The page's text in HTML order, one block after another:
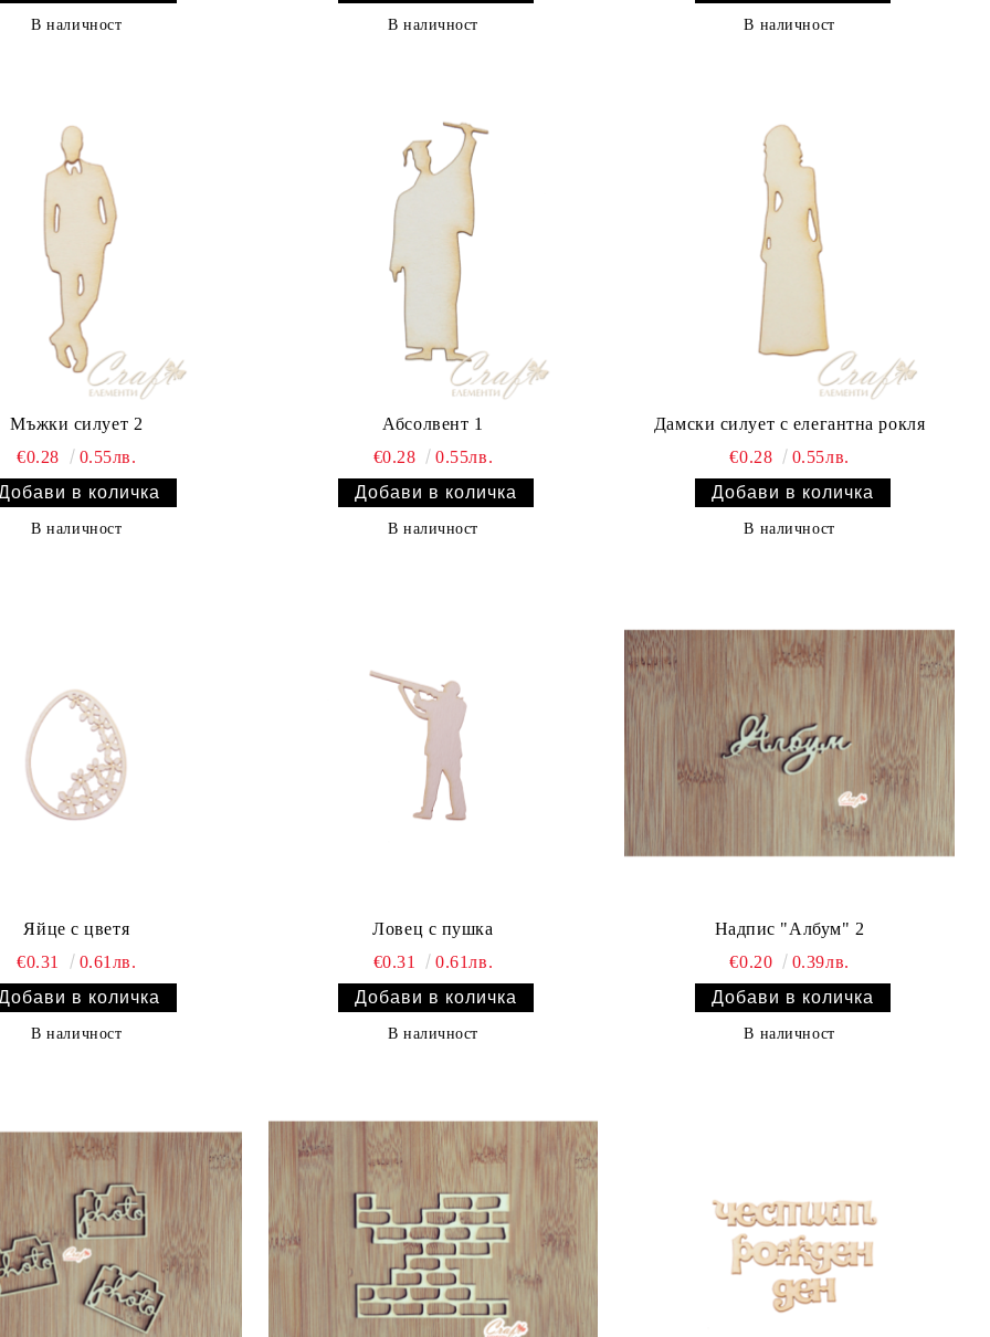
В наличност В наличност В наличност
Мъжки силует 2
€0.28
0.55лв.
В наличност
Абсолвент 1
€0.28
0.55лв.
В наличност
Дамски силует с елегантна рокля
€0.28
0.55лв.
В наличност
Яйце с цветя
€0.31
0.61лв.
В наличност
Ловец с пушка
€0.31
0.61лв.
В наличност
Надпис "Албум" 2
€0.20
0.39лв.
В наличност